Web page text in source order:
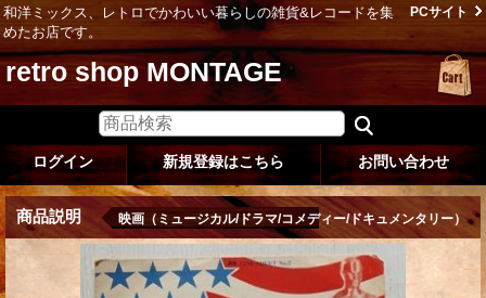
和洋ミックス、レトロでかわいい暮らしの雑貨&レコードを集
めたお店です。
PCサイト
retro shop MONTAGE
ログイン 新規登録はこちら お問い合わせ
商品説明 映画（ミュージカル/ドラマ/コメディー/ドキュメンタリー）